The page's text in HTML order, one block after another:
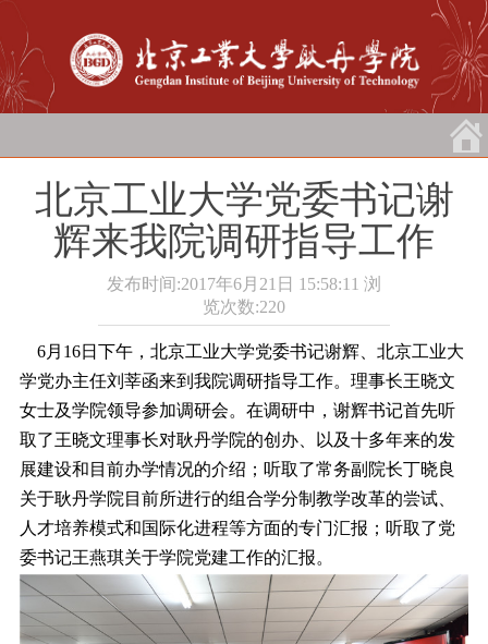
北京工业大学党委书记谢
辉来我院调研指导工作
发布时间:2017年6月21日 15:58:11 浏
览次数:220
6月16日下午，北京工业大学党委书记谢辉、北京工业大
学党办主任刘莘函来到我院调研指导工作。理事长王晓文
女士及学院领导参加调研会。在调研中，谢辉书记首先听
取了王晓文理事长对耿丹学院的创办、以及十多年来的发
展建设和目前办学情况的介绍；听取了常务副院长丁晓良
关于耿丹学院目前所进行的组合学分制教学改革的尝试、
人才培养模式和国际化进程等方面的专门汇报；听取了党
委书记王燕琪关于学院党建工作的汇报。